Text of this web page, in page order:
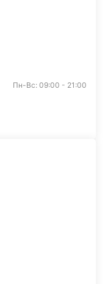
Пн-Вс: 09:00 - 21:00